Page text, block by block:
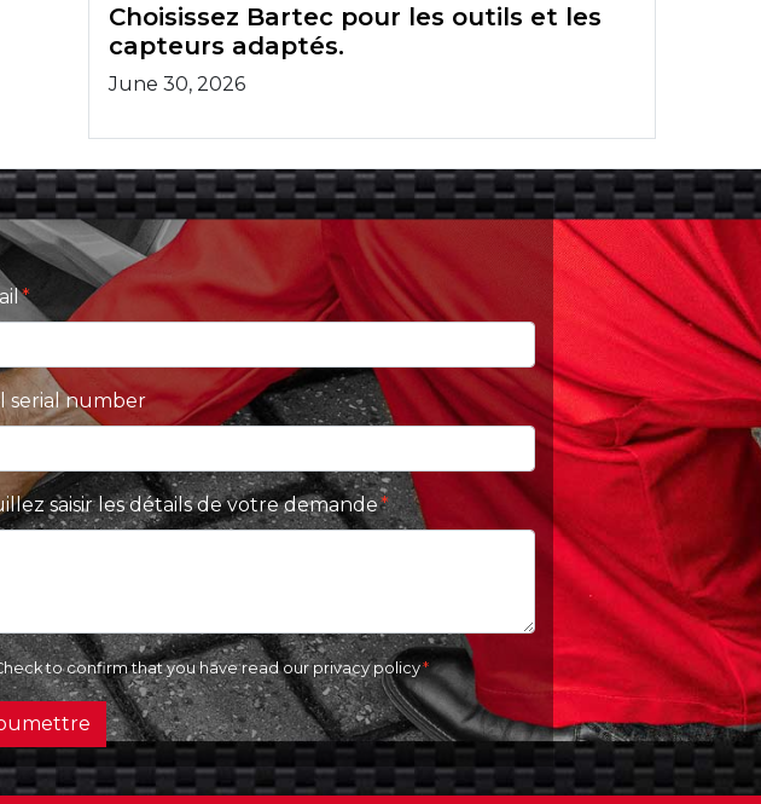
Choisissez Bartec pour les outils et les
capteurs adaptés.
June 30, 2026
serial number
saisir les détails de votre demande
to confirm that you have read ourprivacy policy